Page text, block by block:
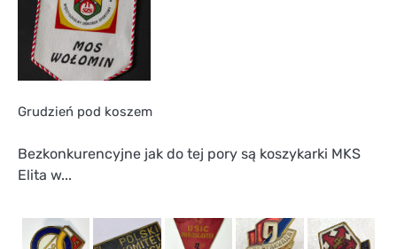
Grudzień pod koszem
Bezkonkurencyjne jak do tej pory są koszykarki MKS
Elita w...